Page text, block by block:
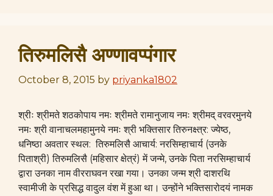
तिरुमलिसै अण्णावप्पंगार
October 8, 2015 by priyanka1802
श्रीः श्रीमते शठकोपाय नमः श्रीमते रामानुजाय नमः श्रीमद् वरवरमुनये
नमः श्री वानाचलमहामुनये नमः श्री भक्तिसार तिरुनक्ष्त्र: ज्येष्ठ,
धनिष्ठा अवतार स्थल: तिरुमलिसै आचार्य: नरसिम्हाचार्य (उनके
पिताश्री) तिरुमलिसै (महिसार क्षेत्रं) में जन्मे, उनके पिता नरसिम्हाचार्य
द्वारा उनका नाम वीरराघवन रखा गया। उनका जन्म श्री दाशरथि
स्वामीजी के प्रसिद्ध वादुल वंश में हुआ था। उन्होंने भक्तिसारोदयं नामक